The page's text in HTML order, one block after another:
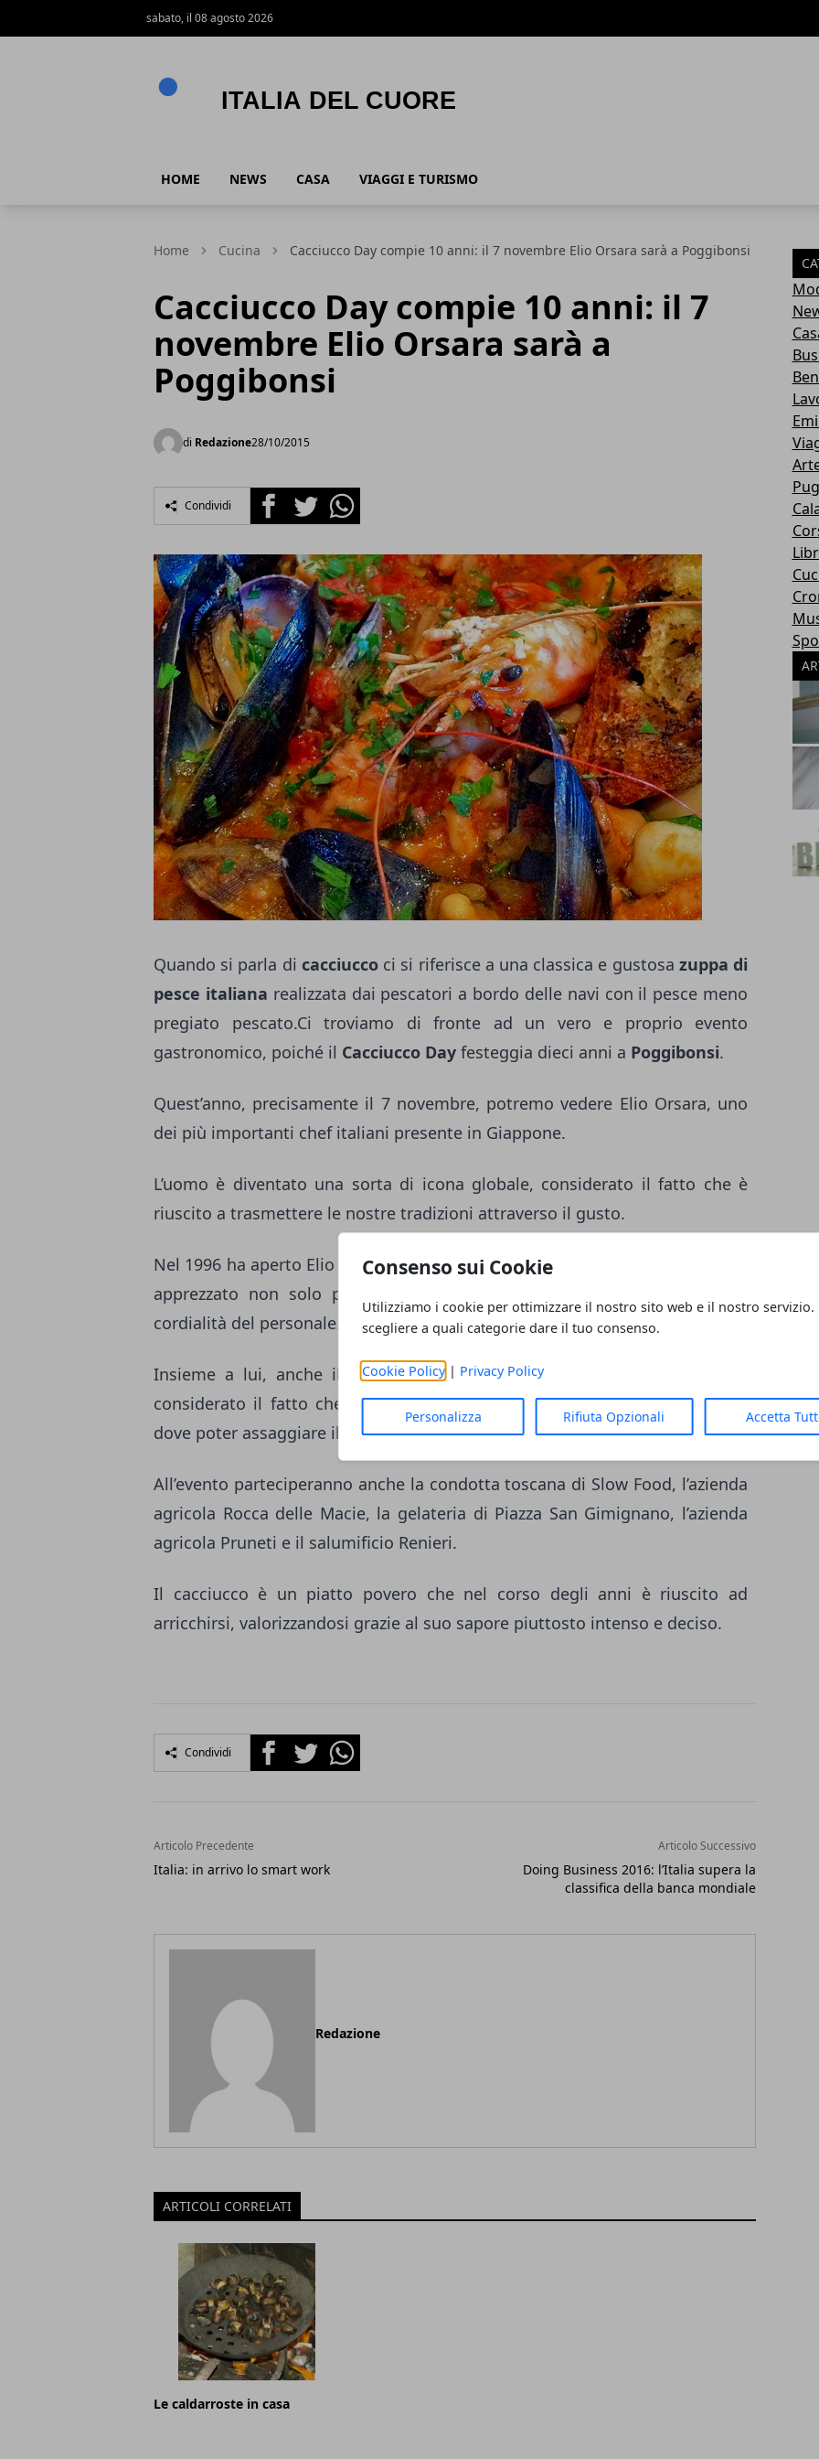
Consenso sui Cookie
Utilizziamo i cookie per ottimizzare il nostro sito web e il nostro servizio.
scegliere a quali categorie dare il tuo consenso.
Cookie Policy| Privacy Policy
Personalizza Rifiuta Opzionali Accetta
sabato, il 08 agosto 2026
HOME NEWS CASA VIAGGI E TURISMO
Home Cucina Cacciucco Day compie 10 anni: il 7 novembre Elio Orsara sarà a Poggibonsi
Cacciucco Day compie 10 anni: il 7
novembre Elio Orsara sarà a
Poggibonsi
di Redazione28/10/2015
Condividi FacebookTwitterWhatsapp
Quando si parla di cacciuccoci si riferisce a una classica e gustosa zuppa di
pesce italiana realizzata dai pescatori a bordo delle navi con il pesce meno
pregiato pescato.Ci troviamo di fronte ad un vero e proprio evento
gastronomico, poiché il Cacciucco Day festeggia dieci anni a Poggibonsi.
Quest’anno, precisamente il 7 novembre, potremo vedere Elio Orsara, uno
dei più importanti chef italiani presente in Giappone.
L’uomo è diventato una sorta di icona globale, considerato il fatto che è
riuscito a trasmettere le nostre tradizioni attraverso il gusto.
Nel 1996 ha aperto Elio Locanda Italiana a Tokyo, un ristorante decisamente
apprezzato non solo per la qualità dei cibi proposti, ma anche per la
cordialità del personale.
Insieme a lui, anche il ristorante Alcide proporrà alcuni dei suoi piatti,
considerato il fatto che è stato classificato come uno dei luoghi di culto
dove poter assaggiare il cacciucco.
All’evento parteciperanno anche la condotta toscana di Slow Food, l’azienda
agricola Rocca delle Macie, la gelateria di Piazza San Gimignano, l’azienda
agricola Pruneti e il salumificio Renieri.
Il cacciucco è un piatto povero che nel corso degli anni è riuscito ad
arricchirsi, valorizzandosi grazie al suo sapore piuttosto intenso e deciso.
Condividi FacebookTwitterWhatsapp
Articolo Precedente
Italia: in arrivo lo smart work
Articolo Successivo
Doing Business 2016: l’Italia supera la
classifica della banca mondiale
Redazione
ARTICOLI CORRELATI
Le caldarroste in casa